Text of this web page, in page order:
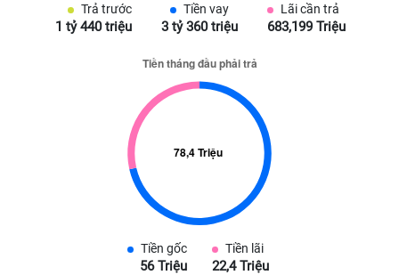
Trả trước
1 tỷ 440 triệu
Tiền vay
3 tỷ 360 triệu
Lãi cần trả
683,199 Triệu
Tiền gốc
56 Triệu
Tiền lãi
22,4 Triệu